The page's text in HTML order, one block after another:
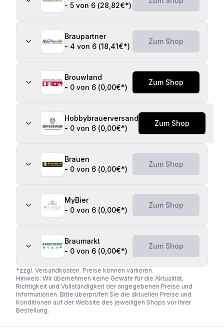
- 5 von 6 (28,82€*)
Braupartner
- 4 von 6 (18,41€*)
Zum Shop
Brouwland
- 0 von 6 (0,00€*)
Zum Shop
Hobbybrauerversand
- 0 von 6 (0,00€*)
Zum Shop
Brauen
- 0 von 6 (0,00€*)
Zum Shop
MyBier
- 0 von 6 (0,00€*)
Zum Shop
Braumarkt
- 0 von 6 (0,00€*)
Zum Shop
*zzgl. Versandkosten. Preise können variieren.
Hinweis: Wir übernehmen keine Gewähr für die Aktualität,
Richtigkeit und Vollständigkeit der angegebenen Preise und
Informationen. Bitte überprüfen Sie die aktuellen Preise und
Konditionen auf der Website des jeweiligen Shops vor Ihrer
Bestellung.